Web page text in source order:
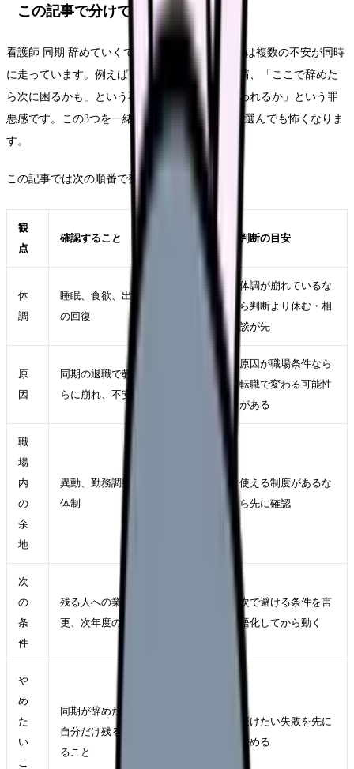
この記事で分けて考えること
看護師 同期 辞めていくで検索する時、頭の中では複数の不安が同時
に走っています。例えば「もう無理」という感情、「ここで辞めた
ら次に困るかも」という不安、「周囲にどう思われるか」という罪
悪感です。この3つを一緒に考えると、どちらを選んでも怖くなりま
す。
この記事では次の順番で整理します。
観
点
確認すること 判断の目安
体
調
睡眠、食欲、出勤前の反応、休日
の回復
体調が崩れているな
ら判断より休む・相
談が先
原
因
同期の退職で教育体制や人員がさ
らに崩れ、不安が増すこと
原因が職場条件なら
転職で変わる可能性
がある
職
場
内
の
余
地
異動、勤務調整、相談窓口、教育
体制
使える制度があるな
ら先に確認
次
の
条
件
残る人への業務増加、教育係の変
更、次年度の補充予定
次で避ける条件を言
語化してから動く
や
め
た
い
こ
同期が辞めたから自分も、または
自分だけ残るべき、と極端に決め
ること
避けたい失敗を先に
決める